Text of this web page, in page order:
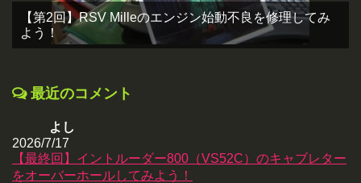
【第2回】RSV Milleのエンジン始動不良を修理してみ
よう！
最近のコメント
よし
2026/7/17
【最終回】イントルーダー800（VS52C）のキャブレター
をオーバーホールしてみよう！